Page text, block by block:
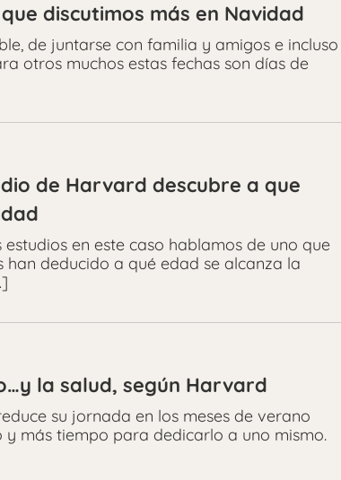
discutimos más en Navidad
de juntarse con familia y amigos e incluso
otros muchos estas fechas son días de
de Harvard descubre a que
en este caso hablamos de uno que
deducido a qué edad se alcanza la
la salud, según Harvard
su jornada en los meses de verano
más tiempo para dedicarlo a uno mismo.